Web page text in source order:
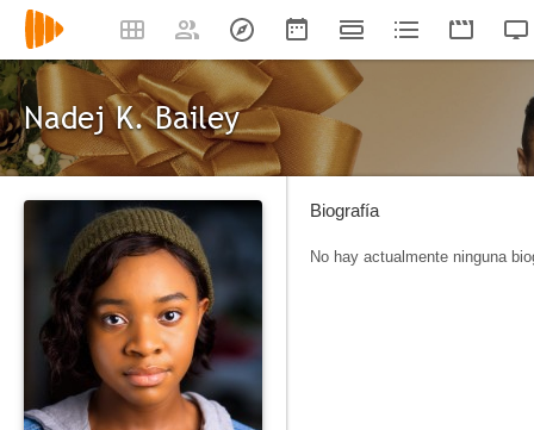
Nadej K. Bailey
Biografía
No hay actualmente ninguna